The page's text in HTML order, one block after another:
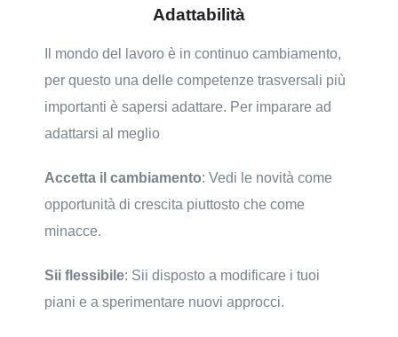
Adattabilità
Il mondo del lavoro è in continuo cambiamento,
per questo una delle competenze trasversali più
importanti è sapersi adattare. Per imparare ad
adattarsi al meglio
Accetta il cambiamento: Vedi le novità come
opportunità di crescita piuttosto che come
minacce.
Sii flessibile: Sii disposto a modificare i tuoi
piani e a sperimentare nuovi approcci.